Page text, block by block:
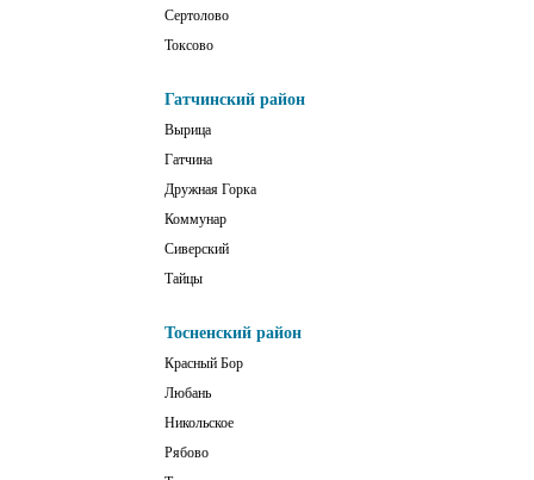
Сертолово
Токсово
Гатчинский район
Вырица
Гатчина
Дружная Горка
Коммунар
Сиверский
Тайцы
Тосненский район
Красный Бор
Любань
Никольское
Рябово